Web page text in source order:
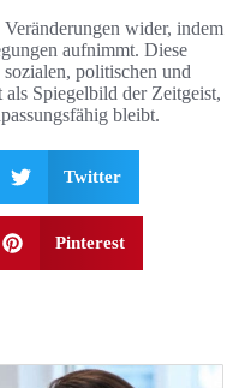
wider, indem
aufnimmt. Diese
politischen und
Spiegelbild der Zeitgeist,
bleibt.
Twitter
Pinterest